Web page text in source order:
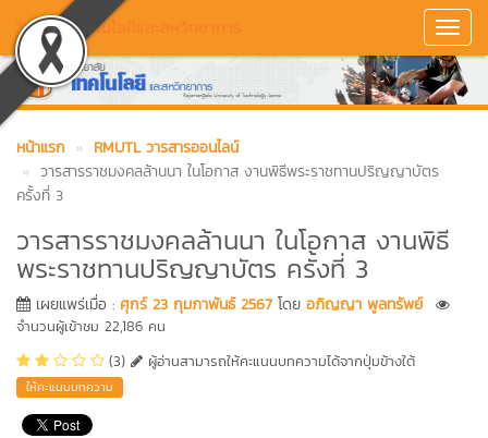
วิทยาลัยเทคโนโลยีและสหวิทยาการ
หน้าแรก
RMUTL วารสารออนไลน์
วารสารราชมงคลล้านนา ในโอกาส งานพิธีพระราชทานปริญญาบัตร
ครั้งที่ 3
วารสารราชมงคลล้านนา ในโอกาส งานพิธี
พระราชทานปริญญาบัตร ครั้งที่ 3
เผยแพร่เมื่อ : ศุกร์ 23 กุมภาพันธ์ 2567 โดย อภิญญา พูลทรัพย์
จำนวนผู้เข้าชม 22,186 คน
(3)
ผู้อ่านสามารถให้คะแนนบทความได้จากปุ่มข้างใต้
ให้คะแนนบทความ